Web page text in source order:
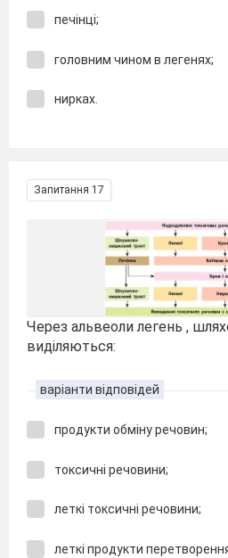
печінці;
головним чином в легенях;
нирках.
Запитання 17
Через альвеоли легень ,
виділяються:
варіанти відповідей
продукти обміну речовин;
токсичні речовини;
леткі токсичні речовини;
леткі продукти